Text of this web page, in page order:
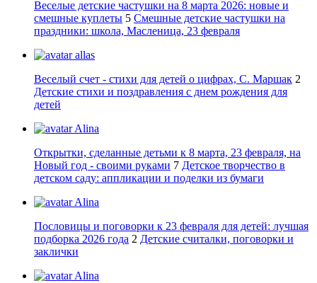
Веселые детские частушки на 8 марта 2026: новые и
смешные куплеты 5 Смешные детские частушки на
праздники: школа, Масленица, 23 февраля
allas
Веселый счет - стихи для детей о цифрах, С. Маршак 2
Детские стихи и поздравления с днем рождения для
детей
Alina
Открытки, сделанные детьми к 8 марта, 23 февраля, на
Новый год - своими руками 7 Детское творчество в
детском саду: аппликации и поделки из бумаги
Alina
Пословицы и поговорки к 23 февраля для детей: лучшая
подборка 2026 года 2 Детские считалки, поговорки и
заклички
Alina